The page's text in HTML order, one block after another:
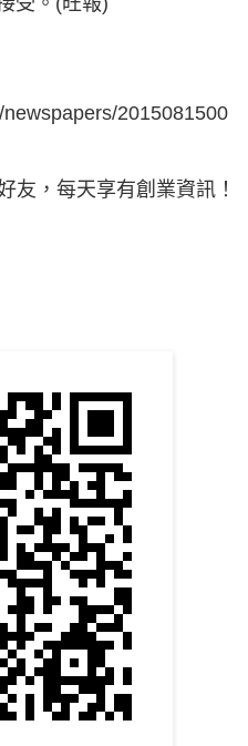
2015081500
友，每天享有創業資訊！